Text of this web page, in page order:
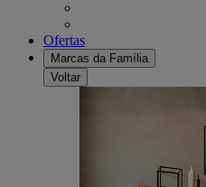
Ofertas
Marcas da Família
Voltar